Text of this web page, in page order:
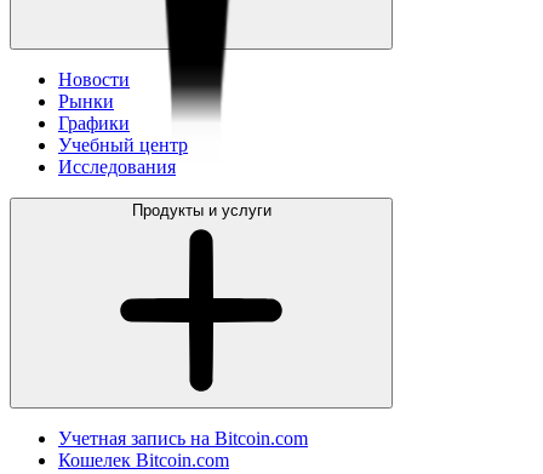
Новости
Рынки
Графики
Учебный центр
Исследования
Продукты и услуги
Учетная запись на Bitcoin.com
Кошелек Bitcoin.com